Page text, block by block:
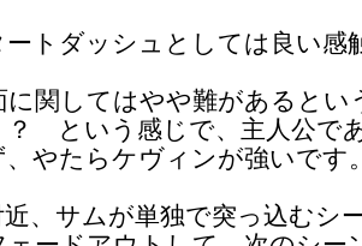
トダッシュとしては良い感
に関してはやや難があるとい
？ という感じで、主人公で
、やたらケヴィンが強いです
、サムが単独で突っ込むシ